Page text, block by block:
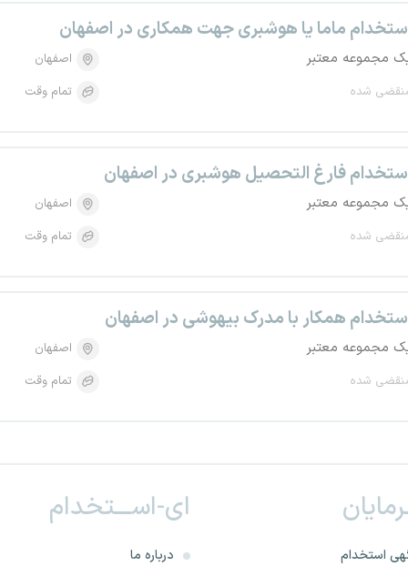
ماما یا هوشبری جهت همکاری در اصفهان
مجموعه معتبر
شده
اصفهان
تمام وقت
فارغ التحصیل هوشبری در اصفهان
مجموعه معتبر
شده
اصفهان
تمام وقت
همکار با مدرک بیهوشی در اصفهان
مجموعه معتبر
شده
اصفهان
تمام وقت
استخدام
ای-اســـتخدام
درباره ما